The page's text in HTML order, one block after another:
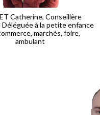
Catherine, Conseillère
Déléguée à la petite enfance
marchés, foire,
ambulant